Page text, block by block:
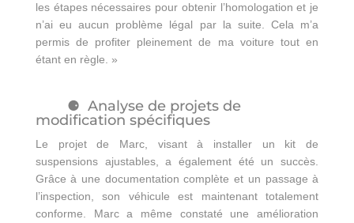
les étapes nécessaires pour obtenir l’homologation et je
n’ai eu aucun problème légal par la suite. Cela m’a
permis de profiter pleinement de ma voiture tout en
étant en règle. »
Analyse de projets de
modification spécifiques
Le projet de Marc, visant à installer un kit de
suspensions ajustables, a également été un succès.
Grâce à une documentation complète et un passage à
l’inspection, son véhicule est maintenant totalement
conforme. Marc a même constaté une amélioration